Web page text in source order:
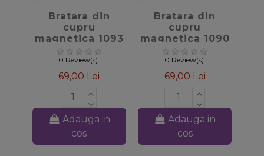
Bratara din
cupru
magnetica 1093
– Sattva
Ayurveda
0 Review(s)
69,00 Lei
Adauga in
cos
Bratara din
cupru
magnetica 1090
– Sattva
Ayurveda
0 Review(s)
69,00 Lei
Adauga in
cos